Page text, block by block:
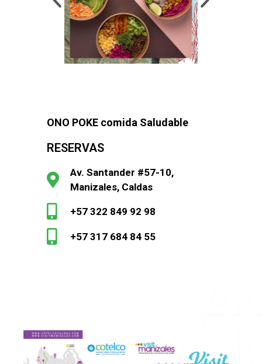
ONO POKE comida Saludable
RESERVAS
Av. Santander #57-10,
Manizales, Caldas
+57 322 849 92 98
+57 317 684 84 55